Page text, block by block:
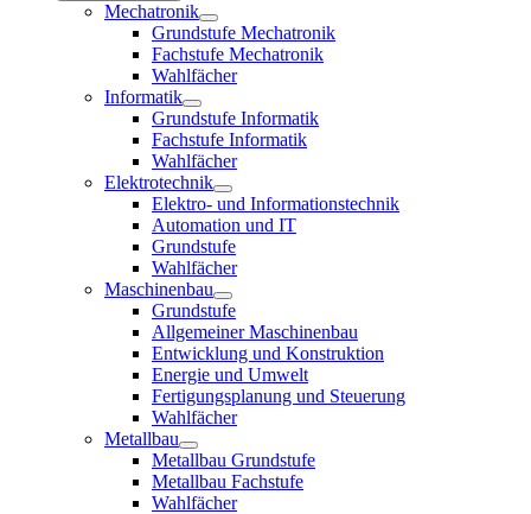
Mechatronik
Grundstufe Mechatronik
Fachstufe Mechatronik
Wahlfächer
Informatik
Grundstufe Informatik
Fachstufe Informatik
Wahlfächer
Elektrotechnik
Elektro- und Informationstechnik
Automation und IT
Grundstufe
Wahlfächer
Maschinenbau
Grundstufe
Allgemeiner Maschinenbau
Entwicklung und Konstruktion
Energie und Umwelt
Fertigungsplanung und Steuerung
Wahlfächer
Metallbau
Metallbau Grundstufe
Metallbau Fachstufe
Wahlfächer